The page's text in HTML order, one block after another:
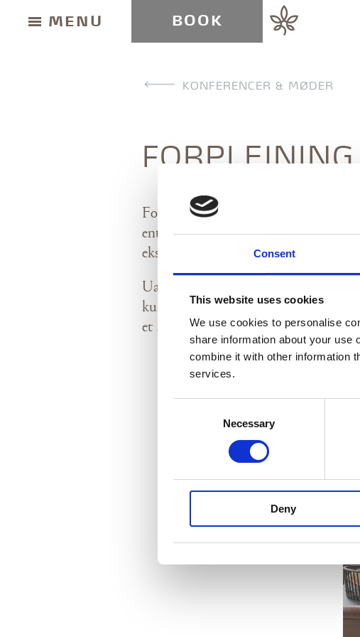
Consent
This website uses cookies
We use cookies to personalise
share information about your use
combine it with other information
services.
Necessary
Deny
MENU BOOK
KONFERENCER & MØDER
Forplejningen er en vigtig del af
enten der er tale om et halvdags
eksklusive boardroom, en konference
Uanset typen og længden af dit
kulinariske prik over i’et, der er med
et succesfuldt arrangement.
KØB GAVEKORT
FIND VEJ & KONTAKT